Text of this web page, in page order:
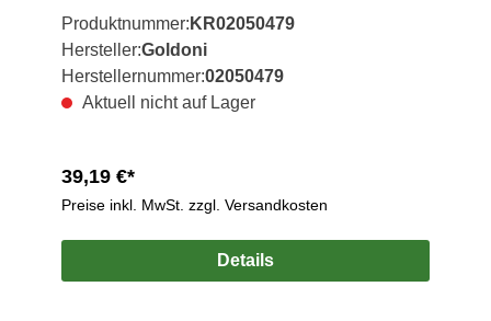
Produktnummer: KR02050479
Hersteller:Goldoni
Herstellernummer:02050479
Aktuell nicht auf Lager
39,19 €*
Preise inkl. MwSt. zzgl. Versandkosten
Details